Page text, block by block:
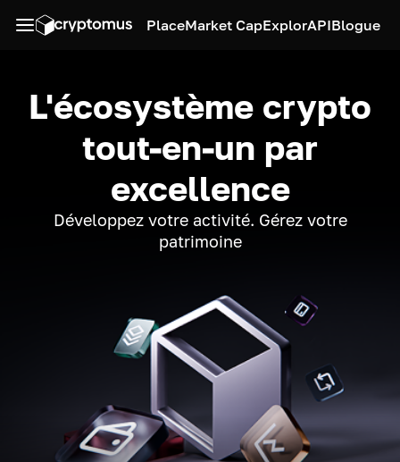
PlaceMarket CapExplorAPIBlogue
L'écosystème crypto
tout-en-un par
excellence
Développez votre activité. Gérez votre
patrimoine